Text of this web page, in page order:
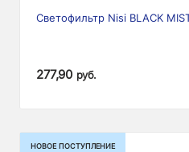
Светофильтр Nisi BLACK
277,90 руб.
НОВОЕ ПОСТУПЛЕНИЕ